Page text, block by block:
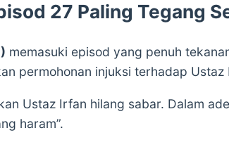
27 Paling Tegang
memasuki episod yang penuh
permohonan injuksi terhadap Ustaz
Ustaz Irfan hilang sabar. Dalam
haram”.